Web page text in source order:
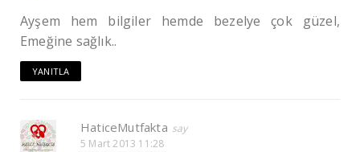
Ayşem hem bilgiler hemde bezelye çok güzel,
Emeğine sağlık..
YANITLA
HaticeMutfakta
5 Mart 2013 11:28